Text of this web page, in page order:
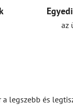
az
legszebb és